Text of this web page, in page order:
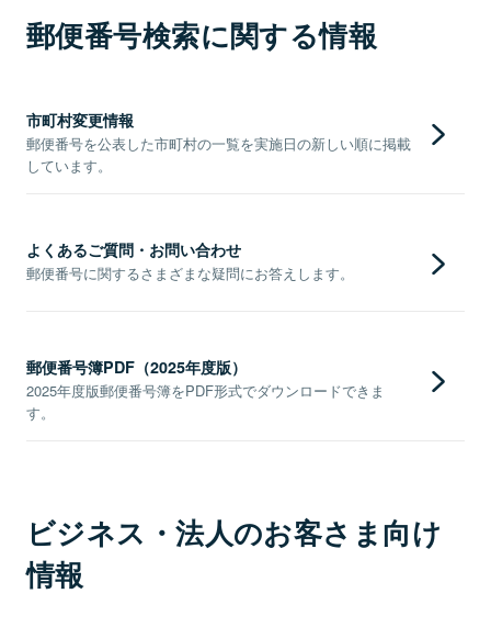
郵便番号検索に関する情報
市町村変更情報
郵便番号を公表した市町村の一覧を実施日の新しい順に掲載
しています。
よくあるご質問・お問い合わせ
郵便番号に関するさまざまな疑問にお答えします。
郵便番号簿PDF（2025年度版）
2025年度版郵便番号簿をPDF形式でダウンロードできま
す。
ビジネス・法人のお客さま向け
情報